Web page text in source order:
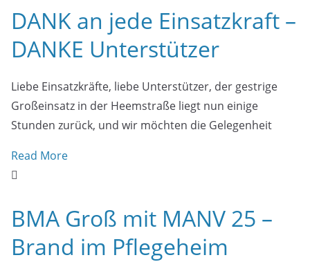
DANK an jede Einsatzkraft –
DANKE Unterstützer
Liebe Einsatzkräfte, liebe Unterstützer, der gestrige
Großeinsatz in der Heemstraße liegt nun einige
Stunden zurück, und wir möchten die Gelegenheit
Read More
BMA Groß mit MANV 25 –
Brand im Pflegeheim